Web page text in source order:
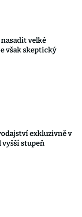
velké
však skeptický
exkluzivně v
vyšší stupeň